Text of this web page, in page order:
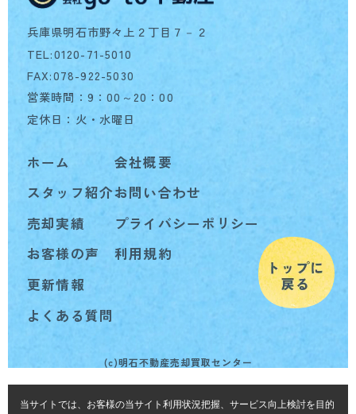
兵庫県明石市野々上２丁目７－２
TEL:0120-71-5010
FAX:078-922-5030
営業時間：9：00～20：00
定休日：火・水曜日
ホーム
スタッフ紹介
売却実績
お客様の声
更新情報
よくある質問
会社概要
お問い合わせ
プライバシーポリシー
利用規約
(c)明石不動産売却買取センター
当サイトでは、お客様の当サイト利用状況把握、サービス向上検討を目的